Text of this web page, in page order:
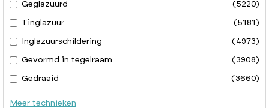
Geglazuurd
(5220)
Tinglazuur (5181)
Inglazuurschildering (4973)
Gevormd in tegelraam (3908)
Gedraaid (3660)
Meer technieken